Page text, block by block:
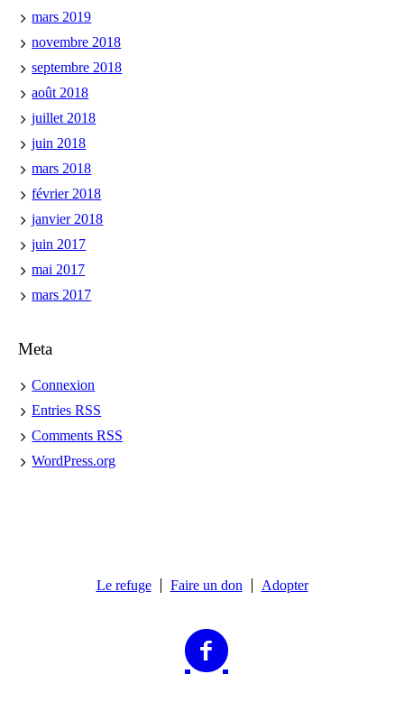
mars 2019
novembre 2018
septembre 2018
août 2018
juillet 2018
juin 2018
mars 2018
février 2018
janvier 2018
juin 2017
mai 2017
mars 2017
Meta
Connexion
EntriesRSS
CommentsRSS
WordPress.org
Le refuge Faire un don Adopter